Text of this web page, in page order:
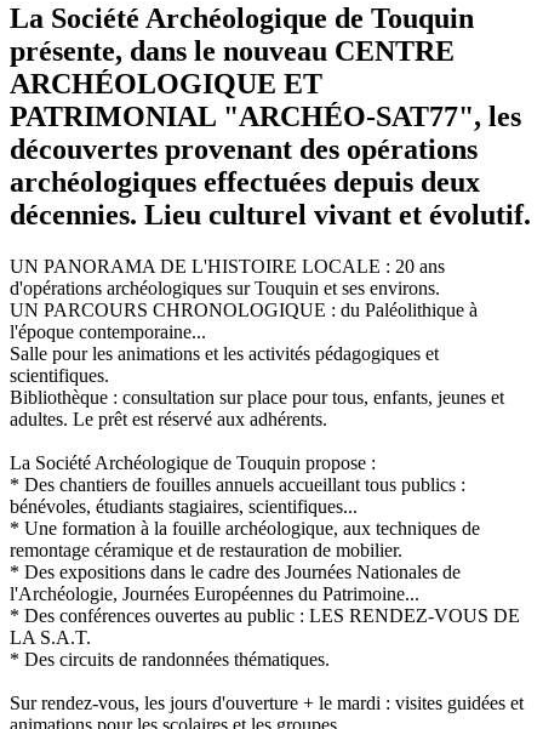
La Société Archéologique de Touquin
présente, dans le nouveau CENTRE
ARCHÉOLOGIQUE ET
PATRIMONIAL "ARCHÉO-SAT77", les
découvertes provenant des opérations
archéologiques effectuées depuis deux
décennies. Lieu culturel vivant et évolutif.
UN PANORAMA DE L'HISTOIRE LOCALE : 20 ans
d'opérations archéologiques sur Touquin et ses environs.
UN PARCOURS CHRONOLOGIQUE : du Paléolithique à
l'époque contemporaine...
Salle pour les animations et les activités pédagogiques et
scientifiques.
Bibliothèque : consultation sur place pour tous, enfants, jeunes et
adultes. Le prêt est réservé aux adhérents.
La Société Archéologique de Touquin propose :
* Des chantiers de fouilles annuels accueillant tous publics :
bénévoles, étudiants stagiaires, scientifiques...
* Une formation à la fouille archéologique, aux techniques de
remontage céramique et de restauration de mobilier.
* Des expositions dans le cadre des Journées Nationales de
l'Archéologie, Journées Européennes du Patrimoine...
* Des conférences ouvertes au public : LES RENDEZ-VOUS DE
LA S.A.T.
* Des circuits de randonnées thématiques.
Sur rendez-vous, les jours d'ouverture + le mardi : visites guidées et
animations pour les scolaires et les groupes.